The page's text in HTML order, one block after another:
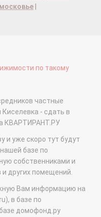
по такому
частные
- сдать в
КВАРТИРАНТ.РУ
и уже скоро тут будут
базе по
собственниками и
и других помещений.
Вам информацию на
в базе по
домофонд.ру